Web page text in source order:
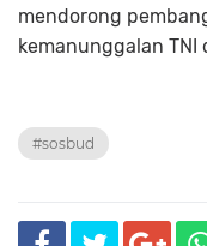
mendorong
kemanunggalan TNI
#sosbud